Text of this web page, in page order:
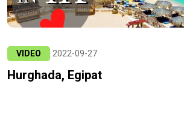
VIDEO 2022-09-27
Hurghada, Egipat